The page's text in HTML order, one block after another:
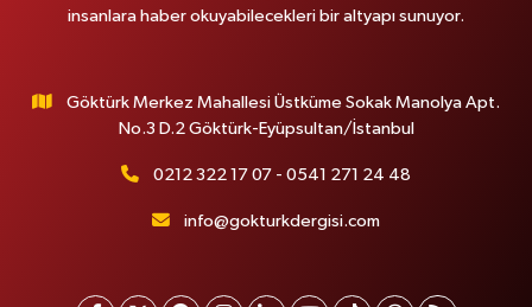
insanlara haber okuyabilecekleri bir altyapı sunuyor.
Göktürk Merkez Mahallesi Üstküme Sokak Manolya Apt.
No.3 D.2 Göktürk-Eyüpsultan/İstanbul
0212 322 17 07 - 0541 271 24 48
info@gokturkdergisi.com